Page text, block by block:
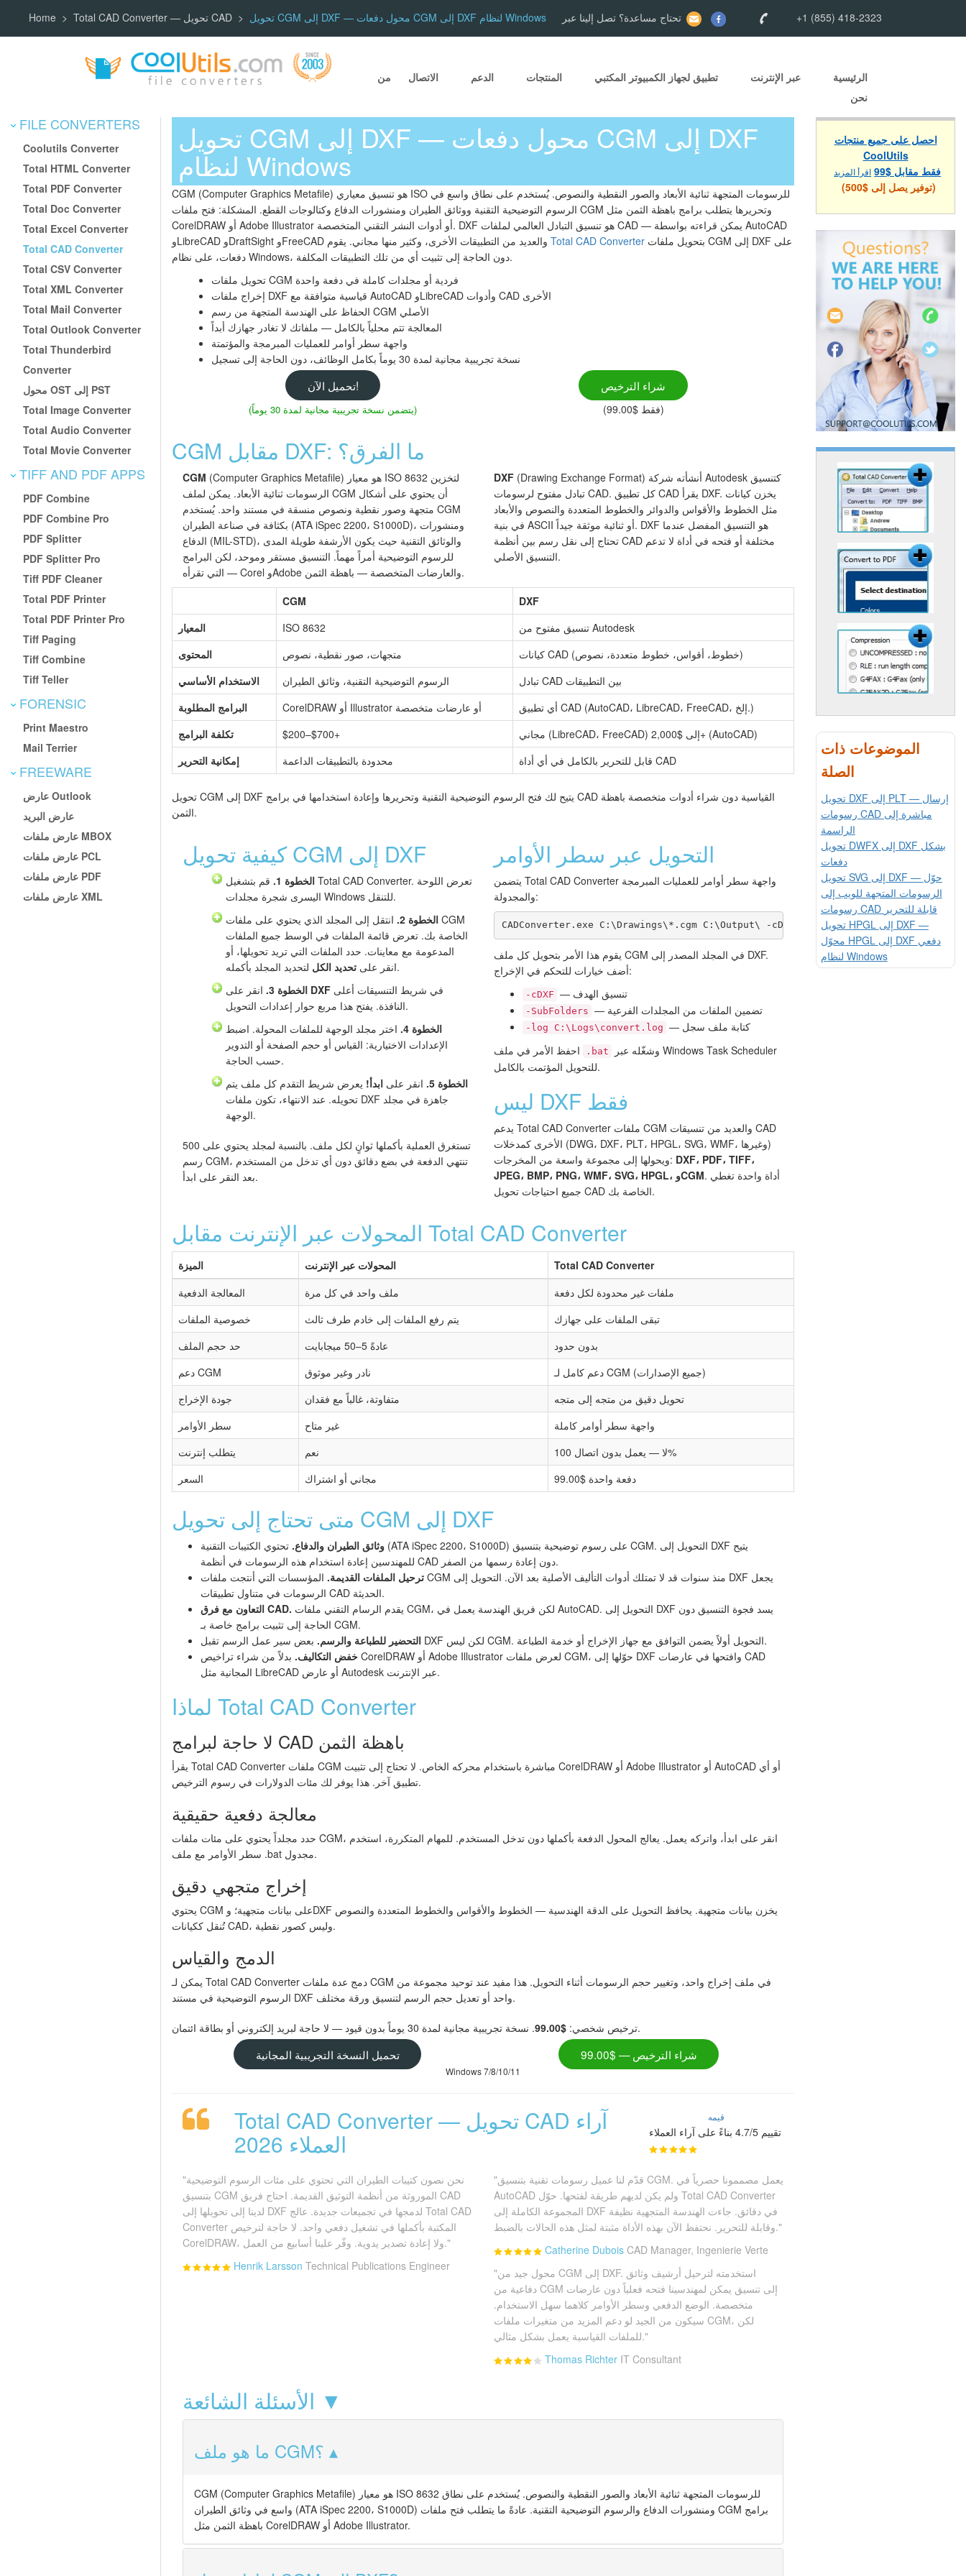
Home Total CAD Converter — تحويل CAD تحويل CGM إلى DXF — محول دفعات CGM إلى DXF لنظام Windows تحتاج مساعدة؟ تصل إلينا عبر +1 (855) 418-2323
الرئيسية عبر الإنترنت تطبيق لجهاز الكمبيوتر المكتبي المنتجات الدعم الاتصال
من
نحن
FILE CONVERTERS
Coolutils Converter
Total HTML Converter
Total PDF Converter
Total Doc Converter
Total Excel Converter
Total CAD Converter
Total CSV Converter
Total XML Converter
Total Mail Converter
Total Outlook Converter
Total Thunderbird
Converter
محول OST إلى PST
Total Image Converter
Total Audio Converter
Total Movie Converter
TIFF AND PDF APPS
PDF Combine
PDF Combine Pro
PDF Splitter
PDF Splitter Pro
Tiff PDF Cleaner
Total PDF Printer
Total PDF Printer Pro
Tiff Paging
Tiff Combine
Tiff Teller
FORENSIC
Print Maestro
Mail Terrier
FREEWARE
عارض Outlook
عارض البريد
عارض ملفات MBOX
عارض ملفات PCL
عارض ملفات PDF
عارض ملفات XML
تحويل CGM إلى DXF — محول دفعات CGM إلى DXF
لنظام Windows
CGM (Computer Graphics Metafile) هو تنسيق معياري ISO للرسومات المتجهة ثنائية الأبعاد والصور النقطية والنصوص. يُستخدم على نطاق واسع في
الرسوم التوضيحية التقنية ووثائق الطيران ومنشورات الدفاع وكتالوجات القطع. المشكلة: فتح ملفات CGM وتحريرها يتطلب برامج باهظة الثمن مثل
CorelDRAW أو Adobe Illustrator أو أدوات النشر التقني المتخصصة. DXF هو تنسيق التبادل العالمي لملفات CAD — يمكن قراءته بواسطة AutoCAD
Total CAD Converter
دفعات، على نظام Windows، دون الحاجة إلى تثبيت أي من تلك التطبيقات المكلفة.
تحويل ملفات CGM فردية أو مجلدات كاملة في دفعة واحدة
إخراج ملفات DXF قياسية متوافقة مع AutoCAD وLibreCAD وأدوات CAD الأخرى
الحفاظ على الهندسة المتجهة من رسم CGM الأصلي
المعالجة تتم محلياً بالكامل — ملفاتك لا تغادر جهازك أبداً
واجهة سطر أوامر للعمليات المبرمجة والمؤتمتة
نسخة تجريبية مجانية لمدة 30 يوماً بكامل الوظائف، دون الحاجة إلى تسجيل
تحميل الآن!
(يتضمن نسخة تجريبية مجانية لمدة 30 يوماً)
شراء الترخيص
(فقط $99.00)
CGM مقابل DXF: ما الفرق؟
CGM (Computer Graphics Metafile) هو معيار ISO 8632 لتخزين
الرسومات ثنائية الأبعاد. يمكن لملف CGM أن يحتوي على أشكال
متجهة وصور نقطية ونصوص منسقة في مستند واحد. يُستخدم CGM
بكثافة في صناعة الطيران (ATA iSpec 2200، S1000D)، ومنشورات
الدفاع (MIL-STD)، والوثائق التقنية حيث يكون الأرشفة طويلة المدى
للرسوم التوضيحية أمراً مهماً. التنسيق مستقر وموحد، لكن البرامج
التي تقرأه — Corel وAdobe والعارضات المتخصصة — باهظة الثمن.
DXF (Drawing Exchange Format) أنشأته شركة Autodesk كتنسيق
تبادل مفتوح لرسومات CAD. كل تطبيق CAD يقرأ DXF. يخزن كيانات
مثل الخطوط والأقواس والدوائر والخطوط المتعددة والنصوص والأبعاد
في بنية ASCII أو ثنائية موثقة جيداً. DXF هو التنسيق المفضل عندما
تحتاج إلى نقل رسم بين أنظمة CAD مختلفة أو فتحه في أداة لا تدعم
التنسيق الأصلي.
CGM
DXF
المعيار
ISO 8632
تنسيق مفتوح من Autodesk
المحتوى
متجهات، صور نقطية، نصوص
كيانات CAD (خطوط، أقواس، خطوط متعددة، نصوص)
الاستخدام الأساسي
الرسوم التوضيحية التقنية، وثائق الطيران
تبادل CAD بين التطبيقات
البرامج المطلوبة
CorelDRAW أو Illustrator أو عارضات متخصصة
أي تطبيق CAD (AutoCAD، LibreCAD، FreeCAD، إلخ.)
تكلفة البرامج
$200–$700+
مجاني (LibreCAD، FreeCAD) إلى $2,000+ (AutoCAD)
إمكانية التحرير
محدودة بالتطبيقات الداعمة قابل للتحرير بالكامل في أي أداة CAD
تحويل CGM إلى DXF يتيح لك فتح الرسوم التوضيحية التقنية وتحريرها وإعادة استخدامها في برامج CAD القياسية دون شراء أدوات متخصصة باهظة
الثمن.
كيفية تحويل CGM إلى DXF
الخطوة 1.
قم بتشغيل Total CAD Converter. تعرض اللوحة
اليسرى شجرة مجلدات Windows للتنقل.
الخطوة 2.
انتقل إلى المجلد الذي يحتوي على ملفات CGM
الخاصة بك. تعرض قائمة الملفات في الوسط جميع الملفات
المدعومة مع معاينات. حدد الملفات التي تريد تحويلها، أو
انقر على تحديد الكل
لتحديد المجلد بأكمله.
الخطوة 3. DXF
النافذة. يفتح هذا مربع حوار إعدادات التحويل.
الخطوة 4.
اختر مجلد الوجهة للملفات المحولة. اضبط
الإعدادات الاختيارية: القياس أو حجم الصفحة أو التدوير
حسب الحاجة.
الخطوة 5.
انقر على ابدأ! يعرض شريط التقدم كل ملف يتم
تحويله. عند الانتهاء، تكون ملفات DXF جاهزة في مجلد
الوجهة.
تستغرق العملية بأكملها ثوانٍ لكل ملف. بالنسبة لمجلد يحتوي على 500
رسم CGM، تنتهي الدفعة في بضع دقائق دون أي تدخل من المستخدم
بعد النقر على ابدأ.
التحويل عبر سطر الأوامر
يتضمن Total CAD Converter واجهة سطر أوامر للعمليات المبرمجة
والمجدولة:
CADConverter.exe C:\Drawings\*.cgm C:\Output\ -cDXF
يقوم هذا الأمر بتحويل كل ملف CGM في المجلد المصدر إلى DXF.
أضف خيارات للتحكم في الإخراج:
-cDXF — تنسيق الهدف
-SubFolders — تضمين الملفات من المجلدات الفرعية
-log C:\Logs\convert.log
— كتابة ملف سجل
.bat
للتحويل المؤتمت بالكامل.
ليس DXF فقط
يدعم Total CAD Converter ملفات CGM والعديد من تنسيقات CAD
الأخرى كمدخلات (DWG، DXF، PLT، HPGL، SVG، WMF، وغيرها)
ويحولها إلى مجموعة واسعة من المخرجات: DXF، PDF، TIFF،
JPEG، BMP، PNG، WMF، SVG، HPGL، وCGM. أداة واحدة تغطي
جميع احتياجات تحويل CAD الخاصة بك.
المحولات عبر الإنترنت مقابل Total CAD Converter
الميزة المحولات عبر الإنترنت
Total CAD Converter
المعالجة الدفعية
ملف واحد في كل مرة
ملفات غير محدودة لكل دفعة
خصوصية الملفات
يتم رفع الملفات إلى خادم طرف ثالث
تبقى الملفات على جهازك
حد حجم الملف
عادةً 5–50 ميجابايت
بدون حدود
دعم CGM
نادر وغير موثوق
دعم كامل لـ CGM (جميع الإصدارات)
جودة الإخراج
متفاوتة، غالباً مع فقدان
تحويل دقيق من متجه إلى متجه
سطر الأوامر
غير متاح
واجهة سطر أوامر كاملة
يتطلب إنترنت
نعم
لا — يعمل بدون اتصال 100%
السعر
مجاني أو اشتراك دفعة واحدة $99.00
متى تحتاج إلى تحويل CGM إلى DXF
وثائق الطيران والدفاع. تحتوي الكتيبات التقنية (ATA iSpec 2200، S1000D) على رسوم توضيحية بتنسيق CGM. التحويل إلى DXF يتيح
للمهندسين إعادة استخدام هذه الرسومات في أنظمة CAD دون إعادة رسمها من الصفر.
ترحيل الملفات القديمة. المؤسسات التي أنتجت ملفات CGM منذ سنوات قد لا تمتلك أدوات التأليف الأصلية بعد الآن. التحويل إلى DXF يجعل
الرسومات في متناول تطبيقات CAD الحديثة.
التعاون مع فرق CAD.
الحاجة إلى تثبيت برامج خاصة بـ CGM.
التحضير للطباعة والرسم.
بعض سير عمل الرسم تقبل DXF لكن ليس CGM. التحويل أولاً يضمن التوافق مع جهاز الإخراج أو خدمة الطباعة.
خفض التكاليف. بدلاً من شراء تراخيص CorelDRAW أو Adobe Illustrator لعرض ملفات CGM، حوّلها إلى DXF وافتحها في عارضات CAD
المجانية مثل LibreCAD أو عارض Autodesk عبر الإنترنت.
لماذا Total CAD Converter
لا حاجة لبرامج CAD باهظة الثمن
يقرأ Total CAD Converter ملفات CGM مباشرة باستخدام محركه الخاص. لا تحتاج إلى تثبيت CorelDRAW أو Adobe Illustrator أو AutoCAD أو أي
تطبيق آخر. هذا يوفر لك مئات الدولارات في رسوم الترخيص.
معالجة دفعية حقيقية
حدد مجلداً يحتوي على مئات ملفات CGM، انقر على ابدأ، واتركه يعمل. يعالج المحول الدفعة بأكملها دون تدخل المستخدم. للمهام المتكررة، استخدم
سطر الأوامر مع ملف .bat مجدول.
إخراج متجهي دقيق
يحتوي CGM على بيانات متجهية؛ وDXF يخزن بيانات متجهية. يحافظ التحويل على الدقة الهندسية — الخطوط والأقواس والخطوط المتعددة والنصوص
تُنقل ككيانات CAD، وليس كصور نقطية.
الدمج والقياس
يمكن لـ Total CAD Converter دمج عدة ملفات CGM في ملف إخراج واحد، وتغيير حجم الرسومات أثناء التحويل. هذا مفيد عند توحيد مجموعة من
الرسوم التوضيحية في مستند DXF واحد أو تعديل حجم الرسم لتنسيق ورقة مختلف.
ترخيص شخصي: $99.00 . نسخة تجريبية مجانية لمدة 30 يوماً بدون قيود — لا حاجة لبريد إلكتروني أو بطاقة ائتمان.
تحميل النسخة التجريبية المجانية شراء الترخيص — $99.00
Windows 7/8/10/11
Total CAD Converter — تحويل CAD آراء
العملاء 2026
قيمه
تقييم 4.7/5 بناءً على آراء العملاء
"نحن نصون كتيبات الطيران التي تحتوي على مئات الرسوم التوضيحية
بتنسيق CGM الموروثة من أنظمة التوثيق القديمة. احتاج فريق CAD
لدينا إلى تحويلها إلى DXF لدمجها في تجميعات جديدة. عالج Total CAD
Converter المكتبة بأكملها في تشغيل دفعي واحد. لا حاجة لترخيص
CorelDRAW، ولا إعادة تصدير يدوية. وفّر علينا أسابيع من العمل."
Henrik Larsson Technical Publications Engineer
"قدّم لنا عميل رسومات تقنية بتنسيق CGM. يعمل مصممونا حصرياً في
AutoCAD ولم يكن لديهم طريقة لفتحها. حوّل Total CAD Converter
المجموعة الكاملة إلى DXF في دقائق. جاءت الهندسة المتجهية نظيفة
وقابلة للتحرير. نحتفظ الآن بهذه الأداة مثبتة لمثل هذه الحالات بالضبط."
Catherine Dubois CAD Manager, Ingenierie Verte
"محول جيد من CGM إلى DXF. استخدمته لترحيل أرشيف وثائق
دفاعية من CGM إلى تنسيق يمكن لمهندسينا فتحه فعلياً دون عارضات
متخصصة. الوضع الدفعي وسطر الأوامر كلاهما سهل الاستخدام.
سيكون من الجيد لو دعم المزيد من متغيرات ملفات CGM، لكن
للملفات القياسية يعمل بشكل مثالي."
Thomas Richter IT Consultant
الأسئلة الشائعة ▼
ما هو ملف CGM؟
CGM (Computer Graphics Metafile) هو معيار ISO 8632 للرسومات المتجهة ثنائية الأبعاد والصور النقطية والنصوص. يُستخدم على نطاق
واسع في وثائق الطيران (ATA iSpec 2200، S1000D) ومنشورات الدفاع والرسوم التوضيحية التقنية. عادةً ما يتطلب فتح ملفات CGM برامج
باهظة الثمن مثل CorelDRAW أو Adobe Illustrator.
احصل على جميع منتجات
CoolUtils
فقط مقابل $99
اقرأ المزيد
(توفير يصل إلى $500)
الموضوعات ذات
الصلة
تحويل DXF إلى PLT — إرسال
رسومات CAD مباشرة إلى
الراسمة
تحويل DWFX إلى DXF بشكل
دفعات
تحويل SVG إلى DXF — حوّل
الرسومات المتجهة للويب إلى
رسومات CAD قابلة للتحرير
تحويل HPGL إلى DXF —
محوّل HPGL إلى DXF دفعي
لنظام Windows